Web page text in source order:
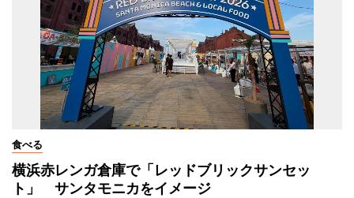
食べる
横浜赤レンガ倉庫で「レッドブリックサンセッ
ト」 サンタモニカをイメージ